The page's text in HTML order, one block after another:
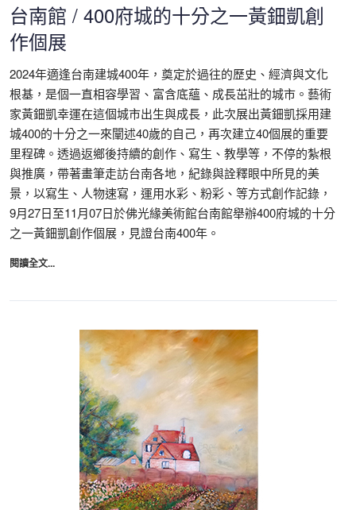
台南館 / 400府城的十分之一黃鈿凱創
作個展
2024年適逢台南建城400年，奠定於過往的歷史、經濟與文化
根基，是個一直相容學習、富含底蘊、成長茁壯的城市。藝術
家黃鈿凱幸運在這個城市出生與成長，此次展出黃鈿凱採用建
城400的十分之一來闡述40歲的自己，再次建立40個展的重要
里程碑。透過返鄉後持續的創作、寫生、教學等，不停的紮根
與推廣，帶著畫筆走訪台南各地，紀錄與詮釋眼中所見的美
景，以寫生、人物速寫，運用水彩、粉彩、等方式創作記錄，
9月27日至11月07日於佛光緣美術館台南館舉辦400府城的十分
之一黃鈿凱創作個展，見證台南400年。
閱讀全文...